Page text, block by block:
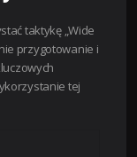
taktykę „Wide
przygotowanie i
tej